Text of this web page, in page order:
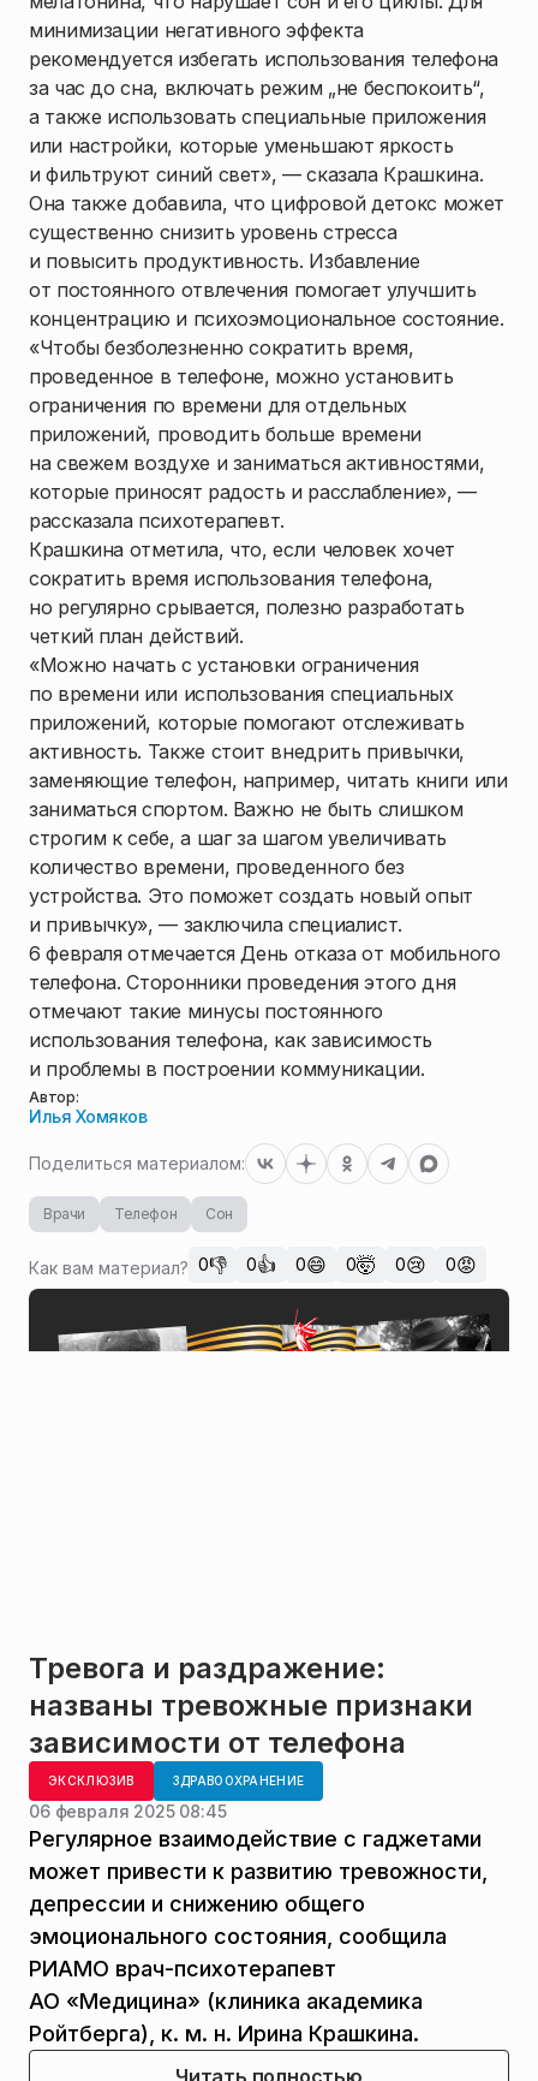
минимизации негативного эффекта
рекомендуется избегать использования телефона
за час до сна, включать режим „не беспокоить“,
а также использовать специальные приложения
или настройки, которые уменьшают яркость
и фильтруют синий свет», — сказала Крашкина.
Она также добавила, что цифровой детокс может
существенно снизить уровень стресса
и повысить продуктивность. Избавление
от постоянного отвлечения помогает улучшить
концентрацию и психоэмоциональное состояние.
«Чтобы безболезненно сократить время,
проведенное в телефоне, можно установить
ограничения по времени для отдельных
приложений, проводить больше времени
на свежем воздухе и заниматься активностями,
которые приносят радость и расслабление», —
рассказала психотерапевт.
Крашкина отметила, что, если человек хочет
сократить время использования телефона,
но регулярно срывается, полезно разработать
четкий план действий.
«Можно начать с установки ограничения
по времени или использования специальных
приложений, которые помогают отслеживать
активность. Также стоит внедрить привычки,
заменяющие телефон, например, читать книги или
заниматься спортом. Важно не быть слишком
строгим к себе, а шаг за шагом увеличивать
количество времени, проведенного без
устройства. Это поможет создать новый опыт
и привычку», — заключила специалист.
6 февраля отмечается День отказа от мобильного
телефона. Сторонники проведения этого дня
отмечают такие минусы постоянного
использования телефона, как зависимость
и проблемы в построении коммуникации.
Автор:
Илья Хомяков
Поделиться материалом:
Врачи Телефон Сон
Как вам материал? 0👎 0👍 0😄 0🤯 0😢 0😡
Тревога и раздражение:
названы тревожные признаки
зависимости от телефона
ЭКСКЛЮЗИВ ЗДРАВООХРАНЕНИЕ
06 февраля 2025 08:45
Регулярное взаимодействие с гаджетами
может привести к развитию тревожности,
депрессии и снижению общего
эмоционального состояния, сообщила
РИАМО врач-психотерапевт
АО «Медицина» (клиника академика
Ройтберга), к. м. н. Ирина Крашкина.